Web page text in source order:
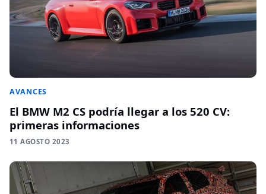
AVANCES
El BMW M2 CS podría llegar a los 520 CV:
primeras informaciones
11 AGOSTO 2023